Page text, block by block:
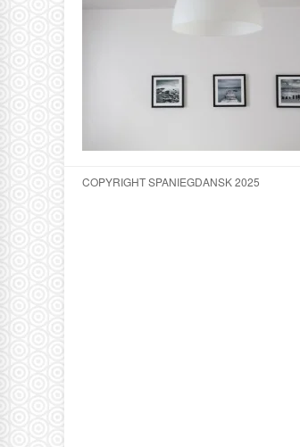
COPYRIGHT SPANIEGDANSK 2025